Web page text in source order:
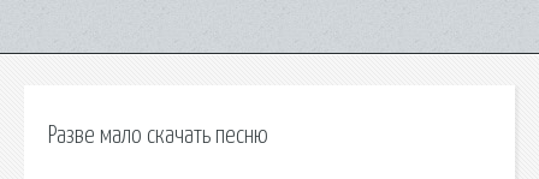
Разве мало скачать песню